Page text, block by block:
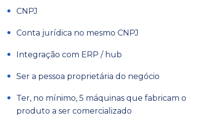
CNPJ
Conta jurídica no mesmo CNPJ
Integração com ERP / hub
Ser a pessoa proprietária do negócio
Ter, no mínimo, 5 máquinas que fabricam o
produto a ser comercializado